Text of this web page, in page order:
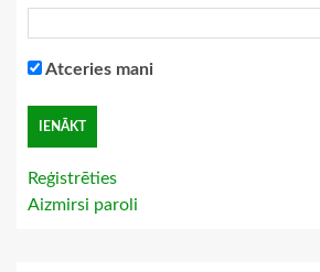
Atceries mani
Reģistrēties
Aizmirsi paroli